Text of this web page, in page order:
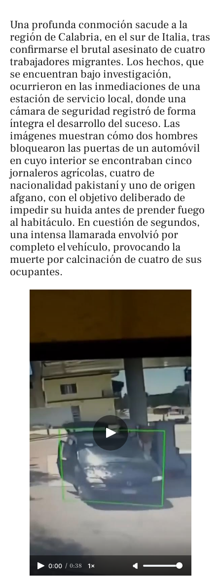
Una profunda conmoción sacude a la
región de Calabria, en el sur de Italia, tras
confirmarse el brutal asesinato de cuatro
trabajadores migrantes. Los hechos, que
se encuentran bajo investigación,
ocurrieron en las inmediaciones de una
estación de servicio local, donde una
cámara de seguridad registró de forma
íntegra el desarrollo del suceso. Las
imágenes muestran cómo dos hombres
bloquearon las puertas de un automóvil
en cuyo interior se encontraban cinco
jornaleros agrícolas, cuatro de
nacionalidad pakistaní y uno de origen
afgano, con el objetivo deliberado de
impedir su huida antes de prender fuego
al habitáculo. En cuestión de segundos,
una intensa llamarada envolvió por
completo el vehículo, provocando la
muerte por calcinación de cuatro de sus
ocupantes.
0:00 / 0:38 1×